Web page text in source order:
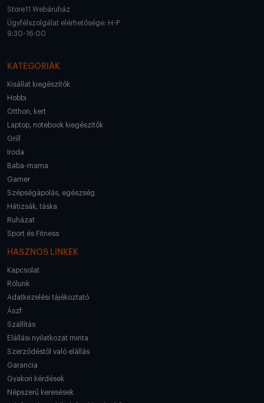
Store11 Webáruház
Ügyfélszolgálat elérhetősége: H-P
9:30-16:00
KATEGÓRIÁK
Kisállat kiegészítők
Hobbi
Otthon, kert
Laptop, notebook kiegészítők
Grill
Iroda
Baba-mama
Gamer
Szépségápolás, egészség
Hátizsák, táska
Ruházat
Sport és Fitness
HASZNOS LINKEK
Kapcsolat
Rólunk
Adatkezelési tájékoztató
Ászf
Szállítás
Elállási nyilatkozat minta
Szerződéstől való elállás
Garancia
Gyakori kérdések
Népszerű keresések